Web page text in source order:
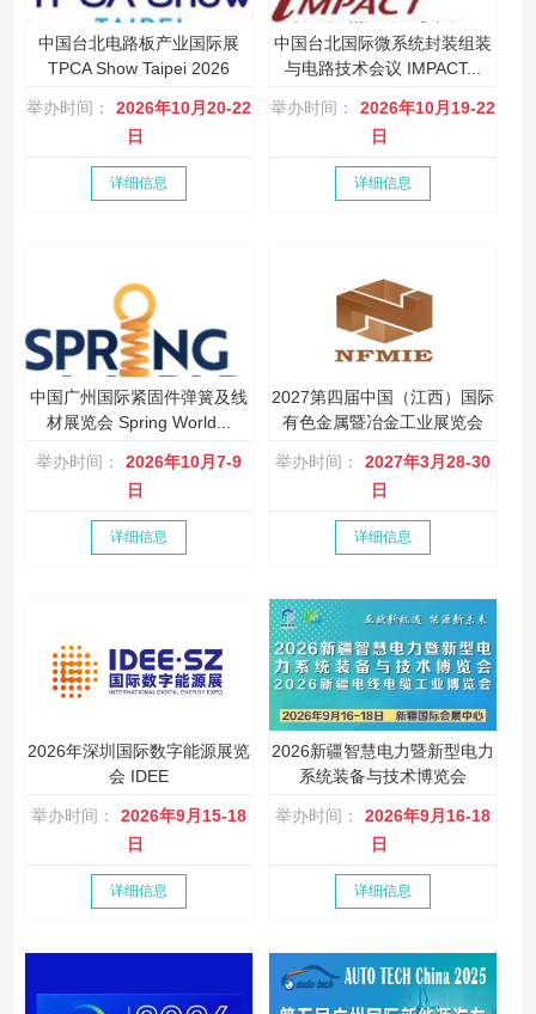
中国台北电路板产业国际展
TPCA Show Taipei 2026
举办时间：
2026年10月20-22
日
详细信息
中国台北国际微系统封装组装
与电路技术会议 IMPACT...
举办时间：
2026年10月19-22
日
详细信息
中国广州国际紧固件弹簧及线
材展览会 Spring World...
举办时间：
2026年10月7-9
日
详细信息
2027第四届中国（江西）国际
有色金属暨冶金工业展览会
举办时间：
2027年3月28-30
日
详细信息
2026年深圳国际数字能源展览
会 IDEE
举办时间：
2026年9月15-18
日
详细信息
2026新疆智慧电力暨新型电力
系统装备与技术博览会
举办时间：
2026年9月16-18
日
详细信息